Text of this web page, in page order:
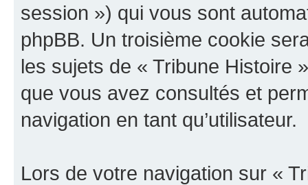
session ») qui vous sont
phpBB. Un troisième cookie
les sujets de « Tribune Histoire
que vous avez consultés et
navigation en tant qu’utilisateur.
Lors de votre navigation sur «